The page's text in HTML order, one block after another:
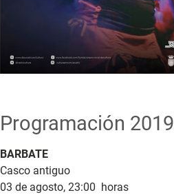
Programación 2019
BARBATE
Casco antiguo
03 de agosto, 23:00 horas